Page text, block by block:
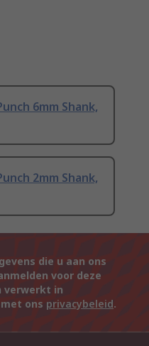
6mm Shank,
2mm Shank,
die u aan ons
voor deze
verwerkt in
ons privacybeleid.